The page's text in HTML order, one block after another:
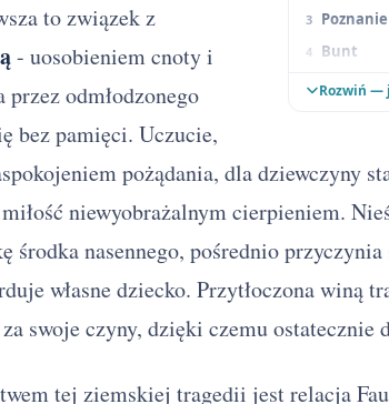
Bunt
Wędrówka
Rola
Rozwiń —
to związek z
- uosobieniem cnoty i
odmłodzonego
bez pamięci. Uczucie,
pożądania, dla dziewczyny
miłość niewyobrażalnym cierpieniem.
środka nasennego, pośrednio
własne dziecko. Przytłoczona winą
swoje czyny, dzięki czemu ostatecznie
tej ziemskiej tragedii jest relacja